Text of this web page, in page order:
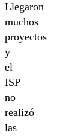
Llegaron
muchos
proyectos
y
el
ISP
no
realizó
las